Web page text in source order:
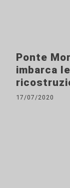
Ponte
imbarca
17/07/2020